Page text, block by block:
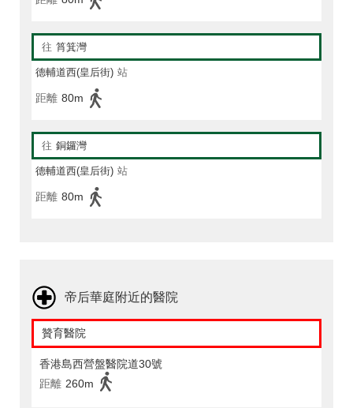
往 筲箕灣
德輔道西(皇后街) 站
距離 80m
往 銅鑼灣
德輔道西(皇后街) 站
距離 80m
帝后華庭附近的醫院
贊育醫院
香港島西營盤醫院道30號
距離 260m